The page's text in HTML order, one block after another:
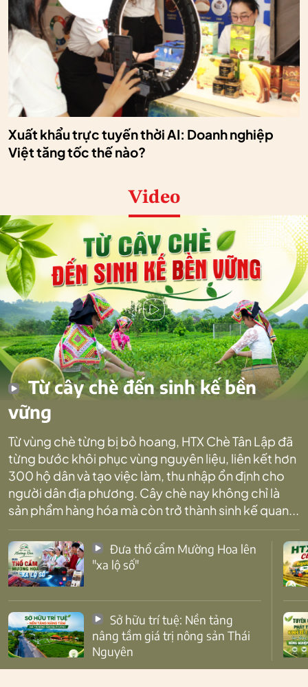
Xuất khẩu trực tuyến thời AI: Doanh nghiệp
Việt tăng tốc thế nào?
Video
Từ cây chè đến sinh kế bền
vững
Từ vùng chè từng bị bỏ hoang, HTX Chè Tân Lập đã
từng bước khôi phục vùng nguyên liệu, liên kết hơn
300 hộ dân và tạo việc làm, thu nhập ổn định cho
người dân địa phương. Cây chè nay không chỉ là
sản phẩm hàng hóa mà còn trở thành sinh kế quan...
"xa lộ số"
nâng tầm giá trị nông sản Thái
Nguyên